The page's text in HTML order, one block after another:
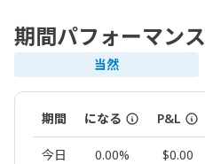
期間パフォーマンス
当然
期間 になる P&L
今日 0.00% $0.00